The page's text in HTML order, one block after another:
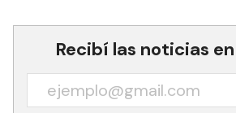
Recibí las noticias